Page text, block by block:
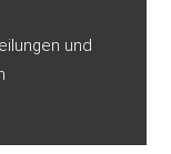
und